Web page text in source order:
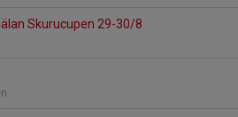
Skurucupen 29-30/8